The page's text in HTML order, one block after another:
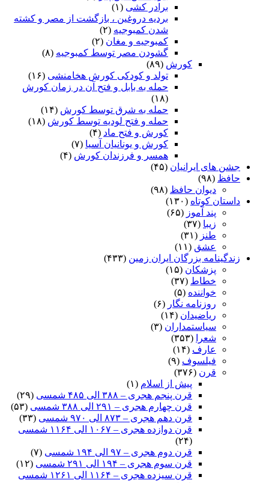
برادر کشی (۱)
بردیه دروغین ، بازگشت از مصر و کشته
شدن کمبوجیه (۲)
کمبوجیه و مغان (۲)
گشودن مصر توسط کمبوجیه (۸)
کورش (۸۹)
تولد و کودکی کورش هخامنشی (۱۶)
حمله به بابل و فتح آن در زمان کورش
(۱۸)
حمله به شرق توسط کورش (۱۴)
حمله و فتح لودیه توسط کورش (۱۸)
کورش و فتح ماد (۴)
کورش و یونانیان آسیا (۷)
همسر و فرزندان کورش (۴)
جشن های ایرانیان (۴۵)
حافظ (۹۸)
دیوان حافظ (۹۸)
داستان کوتاه (۱۳۰)
پند آموز (۶۵)
زیبا (۳۷)
طنز (۳۱)
عشق (۱۱)
زندگینامه بزرگان ایران زمین (۴۳۳)
پزشکان (۱۵)
خطاط (۳۷)
خواننده (۵)
روزنامه نگار (۶)
ریاضیدان (۱۴)
سیاستمداران (۳)
شعرا
(۳۵۳)
عارف (۱۴)
فیلسوف (۹)
قرن (۳۷۶)
پیش از اسلام (۱)
قرن پنجم هجری – ۳۸۸ الی ۴۸۵ شمسی
(۲۹)
قرن چهارم هجری – ۲۹۱ الی ۳۸۸ شمسی
(۵۳)
قرن دهم هجری – ۸۷۳ الی ۹۷۰ شمسی
(۳۳)
قرن دوازده هجری – ۱۰۶۷ الی ۱۱۶۴ شمسی
(۲۴)
قرن دوم هجری – ۹۷ الی ۱۹۴ شمسی
(۷)
قرن سوم هجری – ۱۹۴ الی ۲۹۱ شمسی
(۱۲)
قرن سیزده هجری – ۱۱۶۴ الی ۱۲۶۱ شمسی